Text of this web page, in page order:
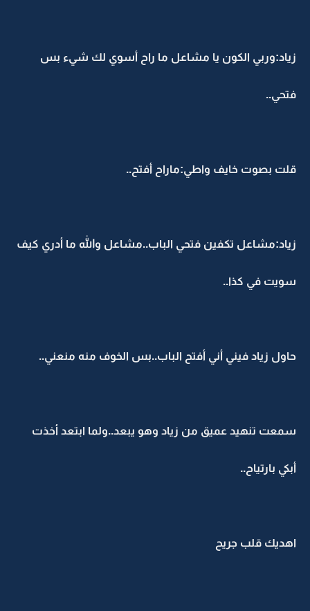
زياد:وربي الكون يا مشاعل ما راح أسوي لك شيء بس
فتحي..
قلت بصوت خايف واطي:ماراح أفتح..
زياد:مشاعل تكفين فتحي الباب..مشاعل والله ما أدري كيف
سويت في كذا..
حاول زياد فيني أني أفتح الباب..بس الخوف منه منعني..
سمعت تنهيد عميق من زياد وهو يبعد..ولما ابتعد أخذت
أبكي بارتياح..
اهديك قلب جريح